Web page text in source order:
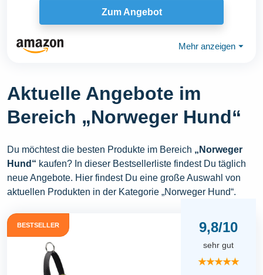
Zum Angebot
Mehr anzeigen ⏷
Aktuelle Angebote im
Bereich „Norweger Hund“
Du möchtest die besten Produkte im Bereich „Norweger
Hund“ kaufen? In dieser Bestsellerliste findest Du täglich
neue Angebote. Hier findest Du eine große Auswahl von
aktuellen Produkten in der Kategorie „Norweger Hund“.
BESTSELLER 9,8/10
sehr gut
★★★★★